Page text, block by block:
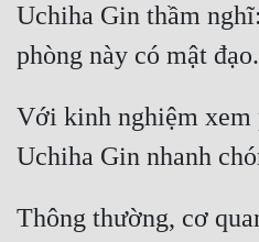
Uchiha Gin thầm
Với kinh nghiệm xem
Thông thường, cơ